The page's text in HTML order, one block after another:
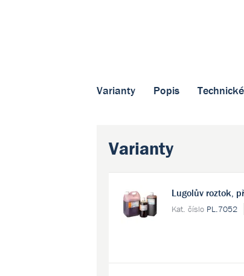
Varianty Popis
Varianty
Lugolův roztok,
Kat. číslo PL.7052